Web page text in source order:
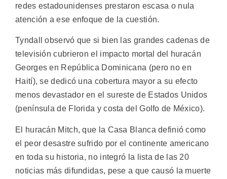
redes estadounidenses prestaron escasa o nula
atención a ese enfoque de la cuestión.
Tyndall observó que si bien las grandes cadenas de
televisión cubrieron el impacto mortal del huracán
Georges en República Dominicana (pero no en
Haití), se dedicó una cobertura mayor a su efecto
menos devastador en el sureste de Estados Unidos
(península de Florida y costa del Golfo de México).
El huracán Mitch, que la Casa Blanca definió como
el peor desastre sufrido por el continente americano
en toda su historia, no integró la lista de las 20
noticias más difundidas, pese a que causó la muerte